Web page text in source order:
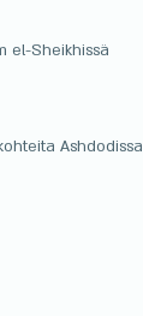
el-Sheikhissä
Ashdodissa